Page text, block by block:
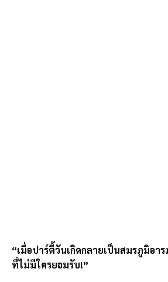
“เมื่อปาร์ตี้วันเกิดกลายเป็นสมรภูมิอา
ที่ไม่มีใครยอมรับ!”